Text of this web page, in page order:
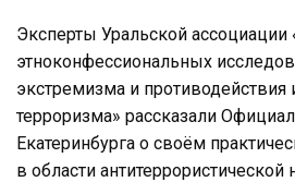
Эксперты Уральской ассоциации
этноконфессиональных
экстремизма и противодействия
терроризма» рассказали
Екатеринбурга о своём
в области антитеррористической